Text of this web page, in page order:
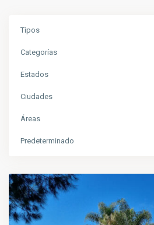
Tipos
Categorías
Estados
Ciudades
Áreas
Predeterminado